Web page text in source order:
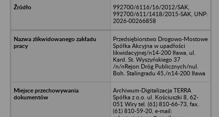
992700/6116/16/2012/SAK,
992700/611/1418/2015-SAK, UNP:
2026-00266858
Przedsiębiorstwo Drogowo-Mostowe
Spółka Akcyjna w upadłości
likwidacyjnej/n14-200 Iława, ul.
Kard. St. Wyszyńskiego 37
/n/nRejon Dróg Publicznych/nul.
Boh. Stalingradu 45,/n14-200 Iława
Archiwum-Digitalizacja TERRA
Spółka z o.o. ul. Kościuszki 8, 62-
051 Wiry tel. (61) 810-66-73, fax.
(61) 810-59-20, e-mail: